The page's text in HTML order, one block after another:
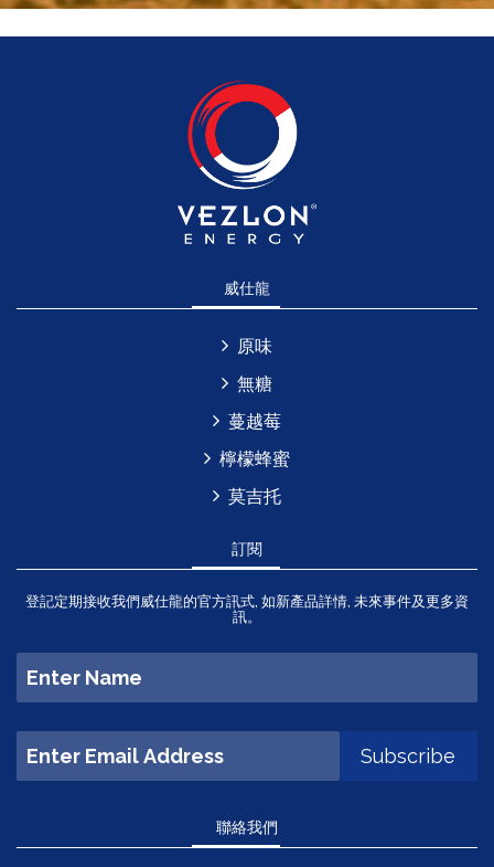
威仕龍
原味
無糖
蔓越莓
檸檬蜂蜜
莫吉托
訂閱
登記定期接收我們威仕龍的官方訊式, 如新產品詳情, 未來事件及更多資
訊。
聯絡我們